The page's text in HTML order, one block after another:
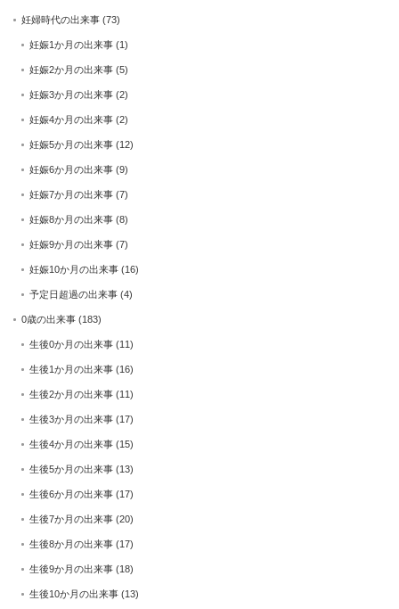
妊婦時代の出来事 (73)
妊娠1か月の出来事 (1)
妊娠2か月の出来事 (5)
妊娠3か月の出来事 (2)
妊娠4か月の出来事 (2)
妊娠5か月の出来事 (12)
妊娠6か月の出来事 (9)
妊娠7か月の出来事 (7)
妊娠8か月の出来事 (8)
妊娠9か月の出来事 (7)
妊娠10か月の出来事 (16)
予定日超過の出来事 (4)
0歳の出来事 (183)
生後0か月の出来事 (11)
生後1か月の出来事 (16)
生後2か月の出来事 (11)
生後3か月の出来事 (17)
生後4か月の出来事 (15)
生後5か月の出来事 (13)
生後6か月の出来事 (17)
生後7か月の出来事 (20)
生後8か月の出来事 (17)
生後9か月の出来事 (18)
生後10か月の出来事 (13)